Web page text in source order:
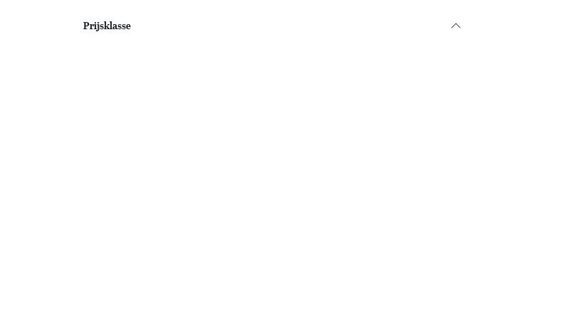
Prijsklasse